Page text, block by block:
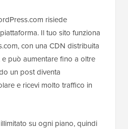
risiede
Il tuo sito funziona
con una CDN distribuita
può aumentare fino a oltre
un post diventa
e ricevi molto traffico in
su ogni piano, quindi